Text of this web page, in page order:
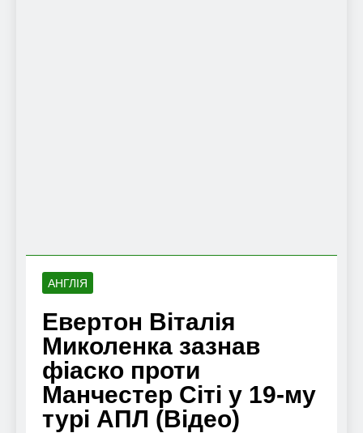
АНГЛІЯ
Евертон Віталія
Миколенка зазнав
фіаско проти
Манчестер Сіті у 19-му
турі АПЛ (Відео)